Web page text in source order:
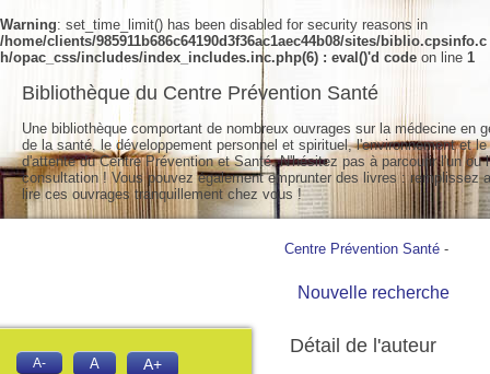
Warning: set_time_limit() has been disabled for security reasons in
/home/clients/985911b686c64190d3f36ac1aec44b08/sites/biblio.cpsinfo.c
h/opac_css/includes/index_includes.inc.php(6) : eval()'d code on line 1
Centre Prévention Santé -
Nouvelle recherche
Détail de l'auteur
Bibliothèque du Centre Prévention Santé
Une bibliothèque comportant de nombreux ouvrages sur la médecine en
de la santé, le développement personnel et spirituel, l'environnement et
d'attente du Centre Prévention et Santé. N'hésitez pas à parcourir l'un
consultation ! Vous pouvez également emprunter des livres : remplissez
lire ces ouvrages tranquillement chez vous !
A- A A+